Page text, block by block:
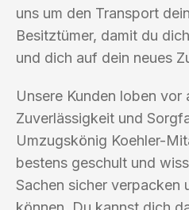
uns um den Transport
Besitztümer, damit du
und dich auf dein neues
Unsere Kunden loben vor
Zuverlässigkeit und
Umzugskönig Koehler-
bestens geschult und
Sachen sicher verpacken